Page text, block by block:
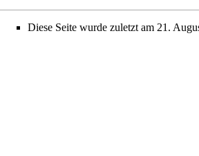
Diese Seite wurde zuletzt am 21.